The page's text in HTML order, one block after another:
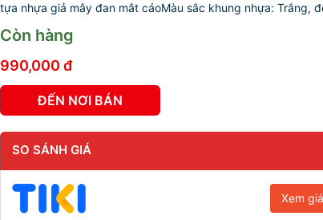
tựa nhựa giả mây đan mắt cáoMàu sắc khung nhựa: Trắng,
Còn hàng
990,000 đ
ĐẾN NƠI BÁN
SO SÁNH GIÁ
Xem